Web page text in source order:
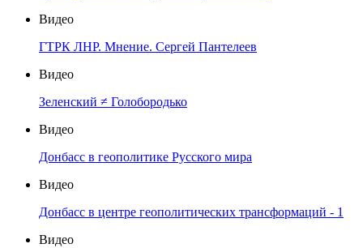
Видео
ГТРК ЛНР. Мнение. Сергей Пантелеев
Видео
Зеленский ≠ Голобородько
Видео
Донбасс в геополитике Русского мира
Видео
Донбасс в центре геополитических трансформаций - 1
Видео